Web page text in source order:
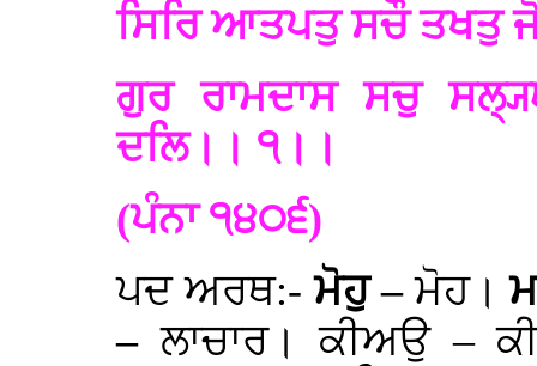
ਸਿਰਿ ਆਤਪਤੁ ਸਚੌ ਤਖਤੁ
ਗੁਰ ਰਾਮਦਾਸ ਸਚੁ
ਦਲਿ।। ੧।।
(ਪੰਨਾ ੧੪੦੬)
ਪਦ ਅਰਥ:-ਮੋਹੁ –ਮੋਹ।
–ਲਾਚਾਰ। ਕੀਅਉ –